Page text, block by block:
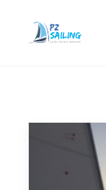
LOCATION
ACHETER UN